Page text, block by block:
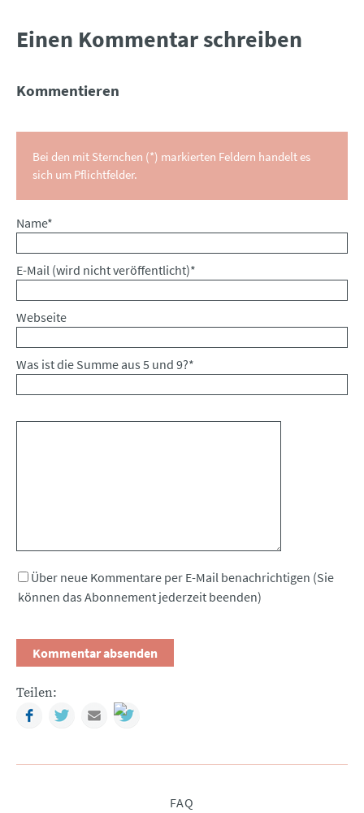
Einen Kommentar schreiben
Kommentieren
Bei den mit Sternchen (*) markierten Feldern handelt es
sich um Pflichtfelder.
Pflichtfeld
Name*
Pflichtfeld
E-Mail (wird nicht veröffentlicht)*
Webseite
Was ist die Summe aus 5 und 9?*
Über neue Kommentare per E-Mail benachrichtigen (Sie
können das Abonnement jederzeit beenden)
Teilen:
FacebookTwitterMail
FAQ